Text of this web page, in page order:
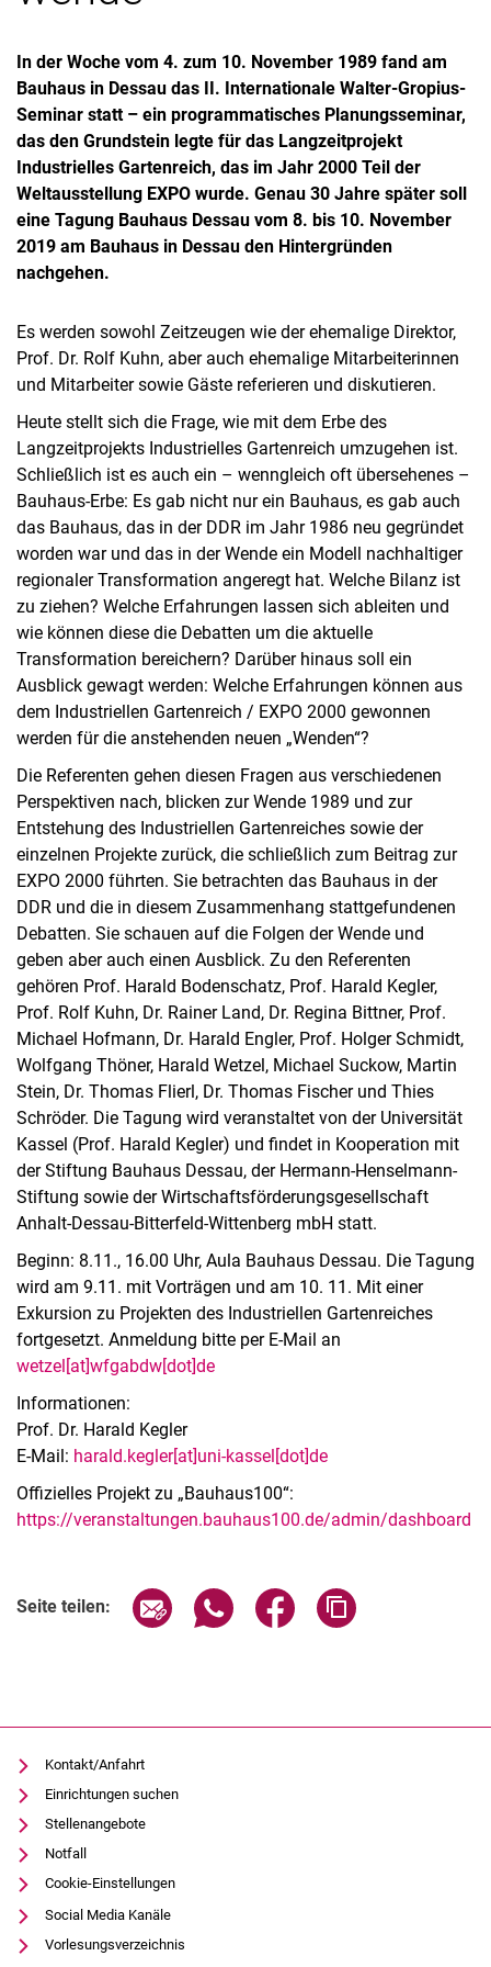
In der Woche vom 4. zum 10. November 1989 fand am
Bauhaus in Dessau das II. Internationale Walter-Gropius-
Seminar statt – ein programmatisches Planungsseminar,
das den Grundstein legte für das Langzeitprojekt
Industrielles Gartenreich, das im Jahr 2000 Teil der
Weltausstellung EXPO wurde. Genau 30 Jahre später soll
eine Tagung Bauhaus Dessau vom 8. bis 10. November
2019 am Bauhaus in Dessau den Hintergründen
nachgehen.
Es werden sowohl Zeitzeugen wie der ehemalige Direktor,
Prof. Dr. Rolf Kuhn, aber auch ehemalige Mitarbeiterinnen
und Mitarbeiter sowie Gäste referieren und diskutieren.
Heute stellt sich die Frage, wie mit dem Erbe des
Langzeitprojekts Industrielles Gartenreich umzugehen ist.
Schließlich ist es auch ein – wenngleich oft übersehenes –
Bauhaus-Erbe: Es gab nicht nur ein Bauhaus, es gab auch
das Bauhaus, das in der DDR im Jahr 1986 neu gegründet
worden war und das in der Wende ein Modell nachhaltiger
regionaler Transformation angeregt hat. Welche Bilanz ist
zu ziehen? Welche Erfahrungen lassen sich ableiten und
wie können diese die Debatten um die aktuelle
Transformation bereichern? Darüber hinaus soll ein
Ausblick gewagt werden: Welche Erfahrungen können aus
dem Industriellen Gartenreich / EXPO 2000 gewonnen
werden für die anstehenden neuen „Wenden“?
Die Referenten gehen diesen Fragen aus verschiedenen
Perspektiven nach, blicken zur Wende 1989 und zur
Entstehung des Industriellen Gartenreiches sowie der
einzelnen Projekte zurück, die schließlich zum Beitrag zur
EXPO 2000 führten. Sie betrachten das Bauhaus in der
DDR und die in diesem Zusammenhang stattgefundenen
Debatten. Sie schauen auf die Folgen der Wende und
geben aber auch einen Ausblick. Zu den Referenten
gehören Prof. Harald Bodenschatz, Prof. Harald Kegler,
Prof. Rolf Kuhn, Dr. Rainer Land, Dr. Regina Bittner, Prof.
Michael Hofmann, Dr. Harald Engler, Prof. Holger Schmidt,
Wolfgang Thöner, Harald Wetzel, Michael Suckow, Martin
Stein, Dr. Thomas Flierl, Dr. Thomas Fischer und Thies
Schröder. Die Tagung wird veranstaltet von der Universität
Kassel (Prof. Harald Kegler) und findet in Kooperation mit
der Stiftung Bauhaus Dessau, der Hermann-Henselmann-
Stiftung sowie der Wirtschaftsförderungsgesellschaft
Anhalt-Dessau-Bitterfeld-Wittenberg mbH statt.
Beginn: 8.11., 16.00 Uhr, Aula Bauhaus Dessau. Die Tagung
wird am 9.11. mit Vorträgen und am 10. 11. Mit einer
Exkursion zu Projekten des Industriellen Gartenreiches
fortgesetzt. Anmeldung bitte per E-Mail an
wetzel[at]wfgabdw[dot]de
Informationen:
Prof. Dr. Harald Kegler
E-Mail: harald.kegler[at]uni-kassel[dot]de
Offizielles Projekt zu „Bauhaus100“:
https://veranstaltungen.bauhaus100.de/admin/dashboard
Seite teilen: Seite über E-Mail teilen
Seite über WhatsApp teilen
Seite über Facebook
Kontakt/Anfahrt
Einrichtungen suchen
Stellenangebote
Notfall
Cookie-Einstellungen
Social Media Kanäle
Vorlesungsverzeichnis